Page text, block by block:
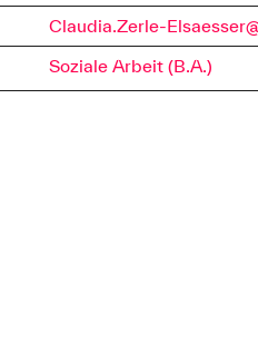
Claudia.Zerle-
Soziale Arbeit (B.A.)